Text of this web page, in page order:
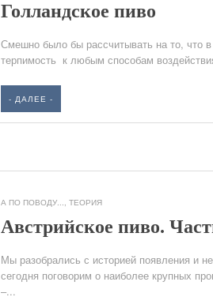
Голландское пиво
Смешно было бы рассчитывать на то, что
терпимость к любым способам
- ДАЛЕЕ -
А ПО ПОВОДУ..., ТЕОРИЯ
Австрийское пиво.
Мы разобрались с историей появления и
сегодня поговорим о наиболее крупных
–...